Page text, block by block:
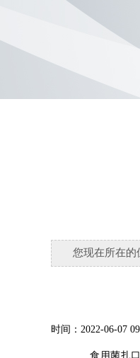
您现在所在的
时间：2022-06-07
食用菌扎口